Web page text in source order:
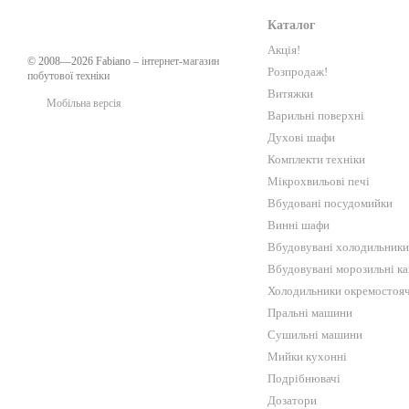
потужна турбо-сушка
кошик з можливістю
окремий відсік для
Функціонал під
Кожна посудомийна
перевищує 49 дБ),
програма або ECO-режим,
Сучасна посудомийка
потрібний режим і
One.
Україні купити
Наша онлайн-вітрина -
© 2008—2026 Fabiano – інтернет-магазин
побутової техніки
Мобільна версія
Каталог
Акція!
Розпродаж!
Витяжки
Варильні поверхні
Духові шафи
Комплекти техніки
Мікрохвильові печі
Вбудовані посудомийки
Винні шафи
Вбудовувані холодильники
Вбудовувані морозильні
Холодильники
Пральні машини
Сушильні машини
Мийки кухонні
Подрібнювачі
Дозатори